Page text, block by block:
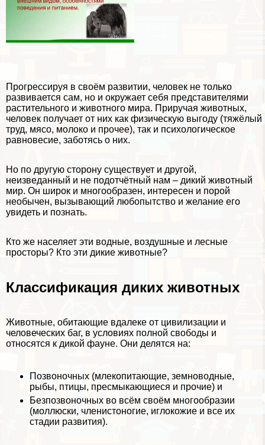
Прогрессируя в своём развитии, человек не только
развивается сам, но и окружает себя представителями
растительного и животного мира. Приручая животных,
человек получает от них как физическую выгоду (тяжёлый
труд, мясо, молоко и прочее), так и психологическое
равновесие, заботясь о них.
Но по другую сторону существует и другой,
неизведанный и не подотчётный нам – дикий животный
мир. Он широк и многообразен, интересен и порой
необычен, вызывающий любопытство и желание его
увидеть и познать.
Кто же населяет эти водные, воздушные и лесные
просторы? Кто эти дикие животные?
Классификация диких животных
Животные, обитающие вдалеке от цивилизации и
человеческих баг, в условиях полной свободы и
относятся к дикой фауне. Они делятся на:
Позвоночных (млекопитающие, земноводные,
рыбы, птицы, пресмыкающиеся и прочие) и
Безпозвоночных во всём своём многообразии
(моллюски, члeнистоногие, иглокожие и все их
стадии развития).